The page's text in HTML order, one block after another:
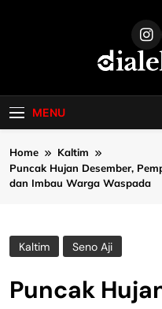
MENU
Home
Kaltim
Puncak Hujan Desember,
dan Imbau Warga Waspada
Kaltim Seno Aji
Puncak